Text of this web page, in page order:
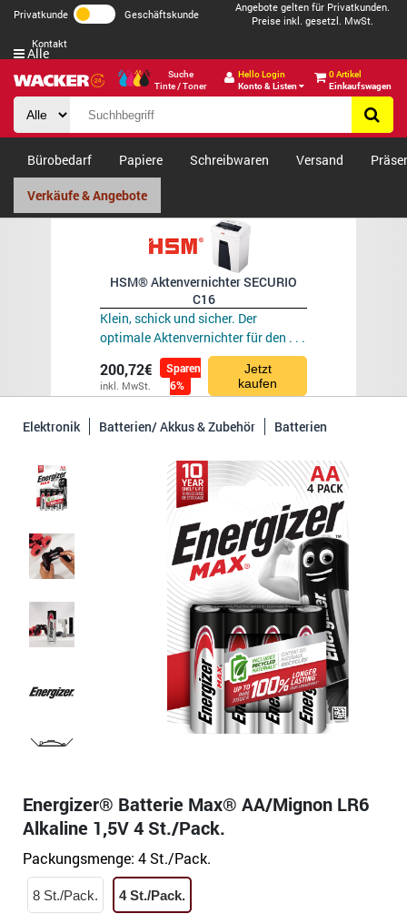
Privatkunde Geschäftskunde
Angebote gelten für Privatkunden.
Preise inkl. gesetzl. MwSt.
Kontakt
Suche
Tinte / Toner
Hello Login
Konto & Listen
0 Artikel
Einkaufswagen
Alle
Bürobedarf Papiere Schreibwaren Versand
HSM® Aktenvernichter SECURIO
C16
Klein, schick und sicher. Der
optimale Aktenvernichter für den . . .
200,72€
inkl. MwSt.
Sparen
6%
Jetzt
kaufen
Elektronik Batterien/ Akkus & Zubehör Batterien
Energizer® Batterie Max® AA/Mignon LR6
Alkaline 1,5V 4 St./Pack.
Packungsmenge: 4 St./Pack.
8 St./Pack. 4 St./Pack.